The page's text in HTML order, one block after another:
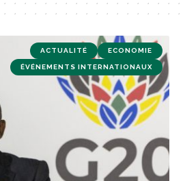
ACTUALITÉ ECONOMIE
ÉVÉNEMENTS INTERNATIONAUX